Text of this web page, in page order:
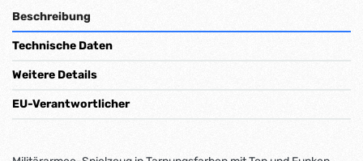
Beschreibung
Technische Daten
Weitere Details
EU-Verantwortlicher